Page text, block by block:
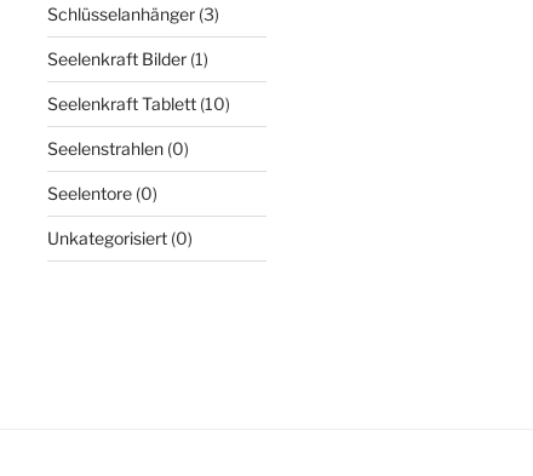
Schlüsselanhänger (3)
Seelenkraft Bilder (1)
Seelenkraft Tablett (10)
Seelenstrahlen (0)
Seelentore (0)
Unkategorisiert (0)